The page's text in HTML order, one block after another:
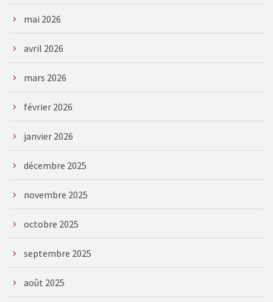
mai 2026
avril 2026
mars 2026
février 2026
janvier 2026
décembre 2025
novembre 2025
octobre 2025
septembre 2025
août 2025